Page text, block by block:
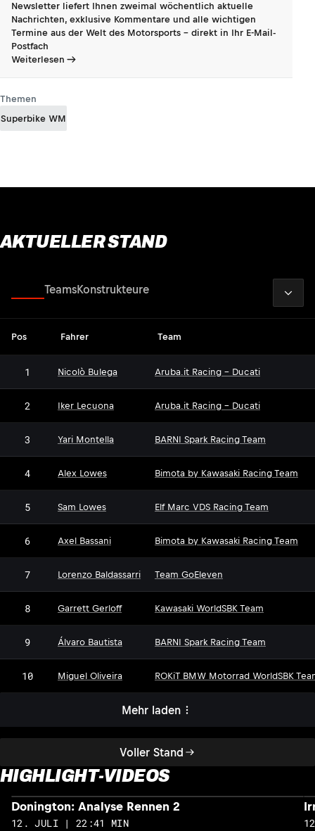
Newsletter liefert Ihnen zweimal wöchentlich aktuelle
Nachrichten, exklusive Kommentare und alle wichtigen
Termine aus der Welt des Motorsports - direkt in Ihr E-Mail-
Postfach
Weiterlesen
Themen
Superbike WM
AKTUELLER STAND
Voller Stand
TeamsKonstrukteure
Pos Fahrer Team
1 Nicolò Bulega Aruba.it Racing - Ducati
2 Iker Lecuona Aruba.it Racing - Ducati
3 Yari Montella BARNI Spark Racing Team
4 Alex Lowes Bimota by Kawasaki Racing Team
5 Sam Lowes Elf Marc VDS Racing Team
6 Axel Bassani Bimota by Kawasaki Racing Team
7 Lorenzo Baldassarri Team GoEleven
8 Garrett Gerloff Kawasaki WorldSBK Team
9 Álvaro Bautista BARNI Spark Racing Team
10 Miguel Oliveira ROKiT BMW Motorrad WorldSBK
Mehr laden
HIGHLIGHT-VIDEOS
Donington: Analyse Rennen 2
12. JULI | 22:41 MIN